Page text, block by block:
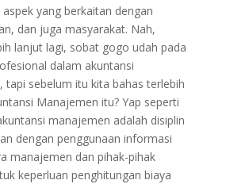
yang berkaitan dengan
dan juga masyarakat. Nah,
lanjut lagi, sobat gogo udah pada
dalam akuntansi
tapi sebelum itu kita bahas terlebih
Manajemen itu? Yap seperti
manajemen adalah disiplin
dengan penggunaan informasi
manajemen dan pihak-pihak
keperluan penghitungan biaya